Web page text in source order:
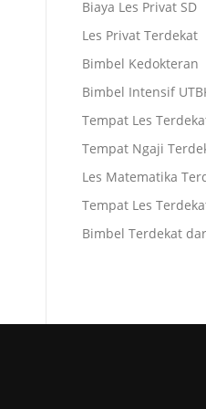
Biaya Les Privat SD
Les Privat Terdekat
Bimbel Kedokteran
Bimbel Intensif
Tempat Les
Tempat Ngaji
Les Matematika
Tempat Les
Bimbel Terdekat